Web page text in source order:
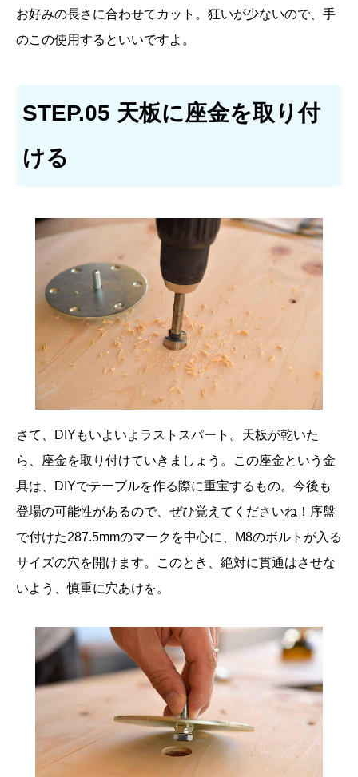
お好みの長さに合わせてカット。狂いが少ないので、手
のこの使用するといいですよ。
STEP.05 天板に座金を取り付
ける
さて、DIYもいよいよラストスパート。天板が乾いた
ら、座金を取り付けていきましょう。この座金という金
具は、DIYでテーブルを作る際に重宝するもの。今後も
登場の可能性があるので、ぜひ覚えてくださいね！序盤
で付けた287.5mmのマークを中心に、M8のボルトが入る
サイズの穴を開けます。このとき、絶対に貫通はさせな
いよう、慎重に穴あけを。